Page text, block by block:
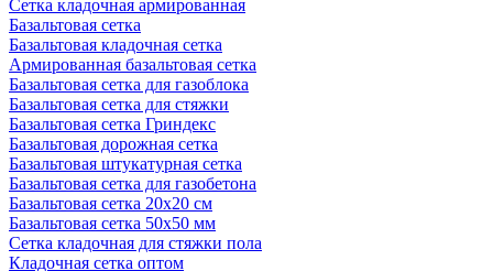
Сетка кладочная армированная
Базальтовая сетка
Базальтовая кладочная сетка
Армированная базальтовая сетка
Базальтовая сетка для газоблока
Базальтовая сетка для стяжки
Базальтовая сетка Гриндекс
Базальтовая дорожная сетка
Базальтовая штукатурная сетка
Базальтовая сетка для газобетона
Базальтовая сетка 20x20 см
Базальтовая сетка 50x50 мм
Сетка кладочная для стяжки пола
Кладочная сетка оптом